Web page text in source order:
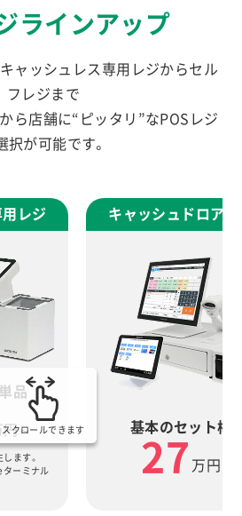
ラインアップ
ャッシュレス専用レジからセル
フレジまで
ら店舗に“ピッタリ”なPOSレジ
択が可能です。
レジ
品
円～
ます。
ターミナル
キャッシュドロア
基本のセット構
27 万円～
スクロールできます